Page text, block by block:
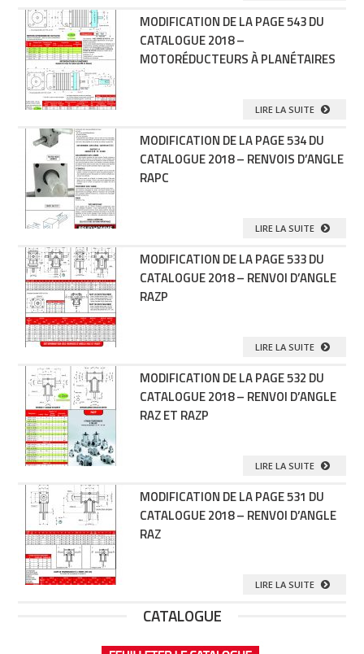
MODIFICATION DE LA PAGE 543 DU
CATALOGUE 2018 –
MOTORÉDUCTEURS À PLANÉTAIRES
LIRE LA SUITE
MODIFICATION DE LA PAGE 534 DU
CATALOGUE 2018 – RENVOIS D’ANGLE
RAPC
LIRE LA SUITE
MODIFICATION DE LA PAGE 533 DU
CATALOGUE 2018 – RENVOI D’ANGLE
RAZP
LIRE LA SUITE
MODIFICATION DE LA PAGE 532 DU
CATALOGUE 2018 – RENVOI D’ANGLE
RAZ ET RAZP
LIRE LA SUITE
MODIFICATION DE LA PAGE 531 DU
CATALOGUE 2018 – RENVOI D’ANGLE
RAZ
LIRE LA SUITE
CATALOGUE